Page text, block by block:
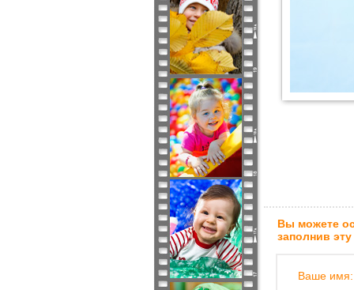
Вы можете
заполнив
Ваше имя: